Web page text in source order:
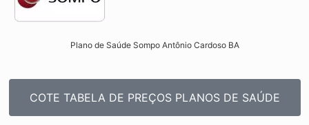
Plano de Saúde Sompo Antônio Cardoso BA​
COTE TABELA DE PREÇOS PLANOS DE SAÚDE